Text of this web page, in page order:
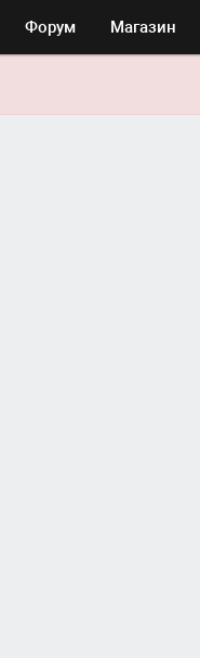
Форум Магазин